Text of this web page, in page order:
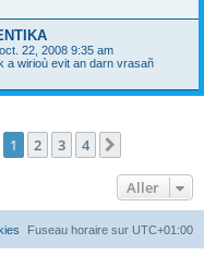
22, 2008 9:35 am
a wirioù evit an darn vrasañ
1 2 3 4
Aller
Fuseau horaire sur UTC+01:00